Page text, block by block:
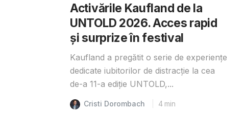
Activările Kaufland de la
UNTOLD 2026. Acces rapid
și surprize în festival
Kaufland a pregătit o serie de experiențe
dedicate iubitorilor de distracție la cea
de-a 11-a ediție UNTOLD,...
Cristi Dorombach 4 min